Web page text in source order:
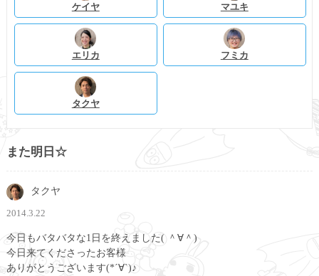
ケイヤ マユキ
エリカ フミカ
タクヤ
また明日☆
タクヤ
2014.3.22
今日もバタバタな1日を終えました( ＾∀＾)
今日来てくださったお客様
ありがとうございます(*´∀`)♪